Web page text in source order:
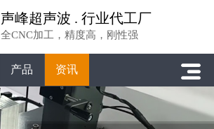
声峰超声波 . 行业代工厂
全CNC加工，精度高，刚性强
产品 资讯